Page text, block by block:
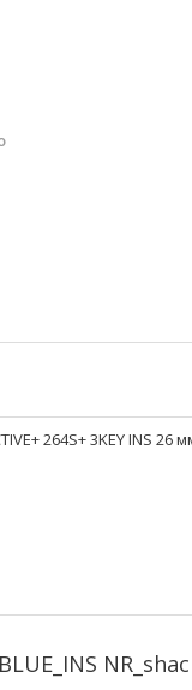
264S+ 3KEY INS 26